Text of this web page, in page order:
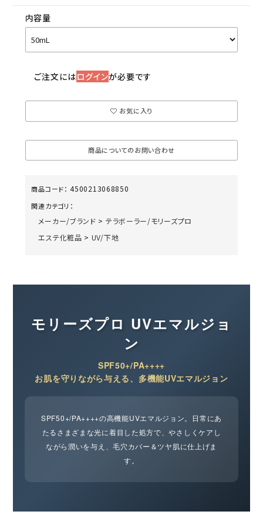
内容量
ご注文にはログインが必要です
お気に入り
商品についてのお問い合わせ
商品コード： 4500213068850
関連カテゴリ：
メーカー/ブランド > テラボーラー/モリーズプロ
エステ化粧品 > UV/下地
モリーズプロ UVエマルジョ
ン
SPF50+/PA++++
お肌を守りながら与える、多機能UVエマルジョン
SPF50+/PA++++の高機能UVエマルジョン。日常にあ
たるさまざまな光に着目した処方で、やさしくケアし
ながら潤いを与え、毛穴カバー＆ツヤ肌に仕上げま
す。